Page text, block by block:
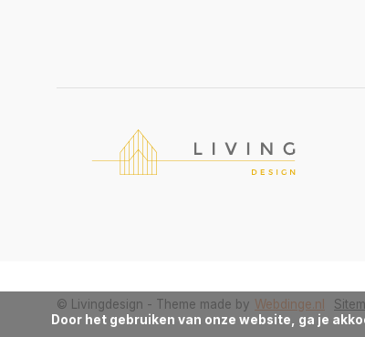
© Livingdesign - Theme made by Webdinge.nl
Door het gebruiken van onze website, ga je